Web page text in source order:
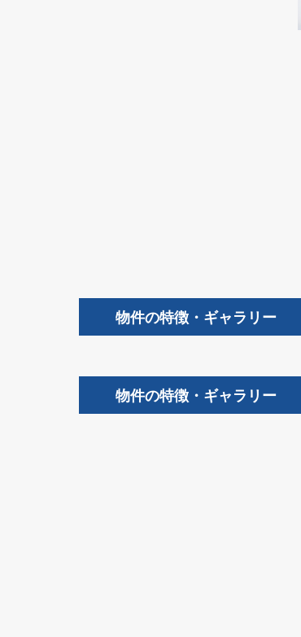
物件の特徴・ギャラリー
物件の特徴・ギャラリー